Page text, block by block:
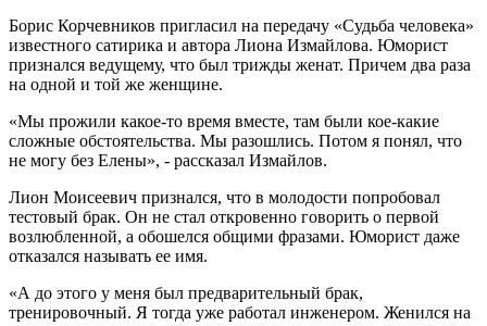
Борис Корчевников пригласил на передачу «Судьба человека»
известного сатирика и автора Лиона Измайлова. Юморист
признался ведущему, что был трижды женат. Причем два раза
на одной и той же женщине.
«Мы прожили какое-то время вместе, там были кое-какие
сложные обстоятельства. Мы разошлись. Потом я понял, что
не могу без Елены», - рассказал Измайлов.
Лион Моисеевич признался, что в молодости попробовал
тестовый брак. Он не стал откровенно говорить о первой
возлюбленной, а обошелся общими фразами. Юморист даже
отказался называть ее имя.
«А до этого у меня был предварительный брак,
тренировочный. Я тогда уже работал инженером. Женился на